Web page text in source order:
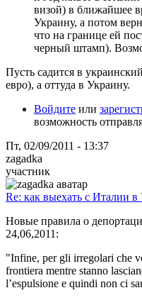
визой) в ближайшее
Украину, а потом
что на границе ей
черный штамп).
Пусть садится в
евро), а оттуда в Украину.
Войдите или
возможность
Пт, 02/09/2011 - 13:37
zagadka
участник
Re: как выехать с Италии
Новые правила о
24,06,2011:
"Infine, per gli irregolari che
frontiera mentre stanno
l’espulsione e quindi non ci